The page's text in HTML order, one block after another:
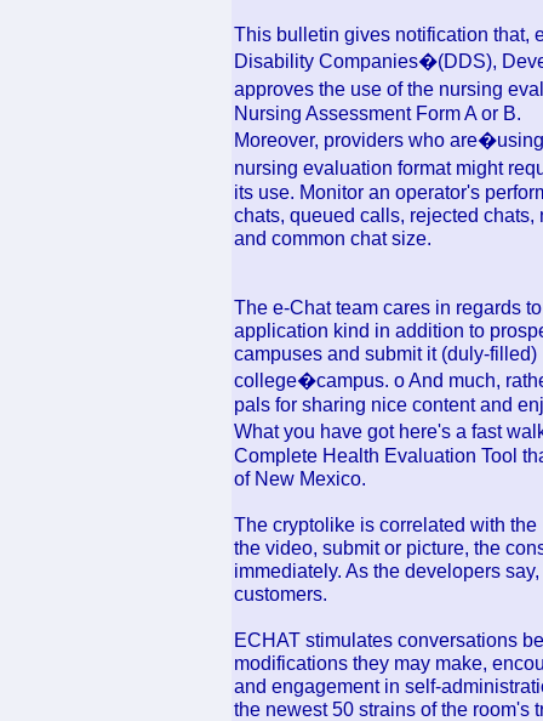
This bulletin gives notification that,
Disability Companies�(DDS),
approves the use of the nursing
Nursing Assessment Form A or B.
Moreover, providers who
nursing evaluation format might
its use. Monitor an operator's
chats, queued calls, rejected
and common chat size.
The e-Chat team cares in regards
application kind in addition to
campuses and submit it (duly-
college�campus. o And much,
pals for sharing nice content and
What you have got here's a fast
Complete Health Evaluation Tool
of New Mexico.
The cryptolike is correlated with
the video, submit or picture, the
immediately. As the developers
customers.
ECHAT stimulates conversations
modifications they may make,
and engagement in self-
the newest 50 strains of the room's